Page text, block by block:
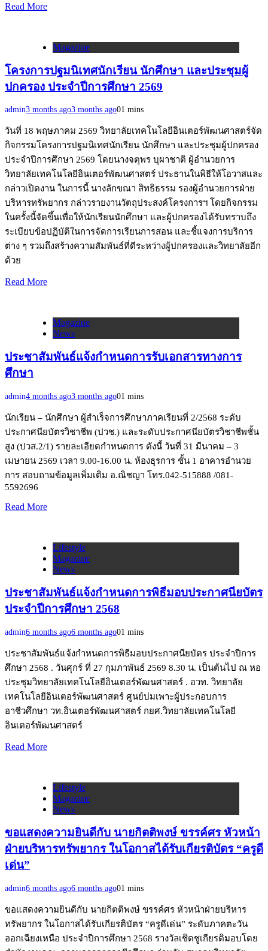
Read More
Magazine
โครงการปฐมนิเทศนักเรียน นักศึกษา และประชุมผู้
ปกครอง ประจำปีการศึกษา 2569
admin3 months ago3 months ago01 mins
วันที่ 18 พฤษภาคม 2569 วิทยาลัยเทคโนโลยีอินเตอร์พัฒนศาสตร์จัด
กิจกรรมโครงการปฐมนิเทศนักเรียน นักศึกษา และประชุมผู้ปกครอง
ประจำปีการศึกษา 2569 โดยนางจตุพร บุผาชาติ ผู้อำนวยการ
วิทยาลัยเทคโนโลยีอินเตอร์พัฒนศาสตร์ ประธานในพิธีให้โอวาสและ
กล่าวเปิดงาน ในการนี้ นางลักขณา สิทธิธรรม รองผู้อำนวยการฝ่าย
บริหารทรัพยากร กล่าวรายงานวัตถุประสงค์โครงการฯ โดยกิจกรรม
ในครั้งนี้จัดขึ้นเพื่อให้นักเรียนนักศึกษา และผู้ปกครองได้รับทราบถึง
ระเบียบข้อปฏิบัติในการจัดการเรียนการสอน และชี้แจงการบริการ
ต่าง ๆ รวมถึงสร้างความสัมพันธ์ที่ดีระหว่างผู้ปกครองและวิทยาลัยอีก
ด้วย
Read More
Magazine
News
ประชาสัมพันธ์แจ้งกำหนดการรับเอกสารทางการ
ศึกษา
admin4 months ago3 months ago01 mins
นักเรียน – นักศึกษา ผู้สำเร็จการศึกษาภาคเรียนที่ 2/2568 ระดับ
ประกาศนียบัตรวิชาชีพ (ปวช.) และระดับประกาศนียบัตรวิชาชีพชั้น
สูง (ปวส.2/1) รายละเอียดกำหนดการ ดังนี้ วันที่ 31 มีนาคม – 3
เมษายน 2569 เวลา 9.00-16.00 น. ห้องธุรการ ชั้น 1 อาคารอำนวย
การ สอบถามข้อมูลเพิ่มเติม อ.ณิชญา โทร.042-515888 /081-
5592696
Read More
Lifestyle
Magazine
News
ประชาสัมพันธ์แจ้งกำหนดการพิธีมอบประกาศนียบัตร
ประจำปีการศึกษา 2568
admin6 months ago6 months ago01 mins
ประชาสัมพันธ์แจ้งกำหนดการพิธีมอบประกาศนียบัตร ประจำปีการ
ศึกษา 2568 . วันศุกร์ ที่ 27 กุมภาพันธ์ 2569 8.30 น. เป็นต้นไป ณ หอ
ประชุมวิทยาลัยเทคโนโลยีอินเตอร์พัฒนศาสตร์ . อวท. วิทยาลัย
เทคโนโลยีอินเตอร์พัฒนศาสตร์ ศูนย์บ่มเพาะผู้ประกอบการ
อาชีวศึกษา วท.อินเตอร์พัฒนศาสตร์ กยศ.วิทยาลัยเทคโนโลยี
อินเตอร์พัฒนศาสตร์
Read More
Lifestyle
Magazine
News
ขอแสดงความยินดีกับ นายกิตติพงษ์ ขรรค์ศร หัวหน้า
ฝ่ายบริหารทรัพยากร ในโอกาสได้รับเกียรติบัตร “ครูดี
เด่น”
admin6 months ago6 months ago01 mins
ขอแสดงความยินดีกับ นายกิตติพงษ์ ขรรค์ศร หัวหน้าฝ่ายบริหาร
ทรัพยากร ในโอกาสได้รับเกียรติบัตร “ครูดีเด่น” ระดับภาคตะวัน
ออกเฉียงเหนือ ประจำปีการศึกษา 2568 รางวัลเชิดชูเกียรติมอบโดย